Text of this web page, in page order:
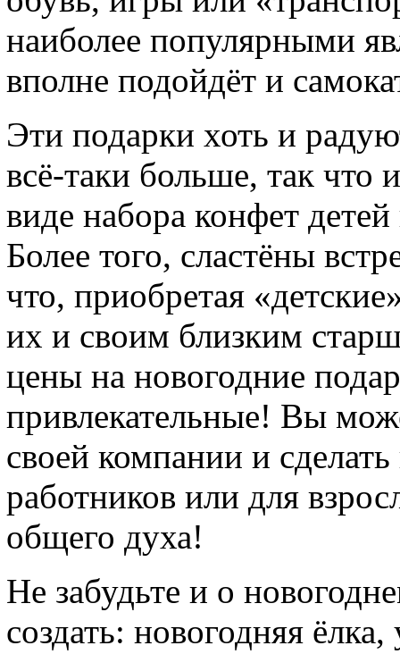
наиболее популярными
вполне подойдёт и
Эти подарки хоть и
всё-таки больше, так что
виде набора конфет
Более того, сластёны
что, приобретая
их и своим близким
цены на новогодние
привлекательные! Вы
своей компании и
работников или для
общего духа!
Не забудьте и о
создать: новогодняя